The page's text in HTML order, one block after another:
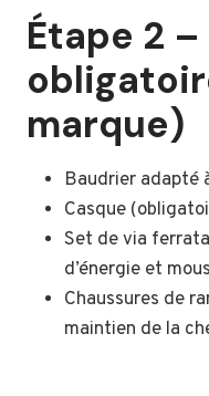
Étape 2
marque)
Baudrier adapté
Casque
Set de via
d’énergie et
Chaussures de
maintien de la